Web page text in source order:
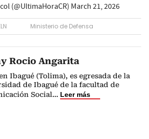
(@UltimaHoraCR) March 21, 2026
Ministerio de Defensa
Rocio Angarita
Ibagué (Tolima), es egresada de la
de Ibagué de la facultad de
Social... Leer más